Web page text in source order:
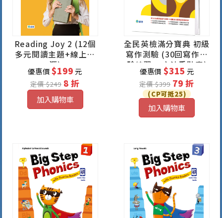
Reading Joy 2 (12個
多元閱讀主題+線上資
源)
優惠價$199元
定價 $249 8 折
加入購物車
全民英檢滿分寶典 初級
寫作測驗 (30回寫作測
驗練習 + 文法重點表)
優惠價 $315 元
定價 $399 79 折
(CP可抵25)
加入購物車